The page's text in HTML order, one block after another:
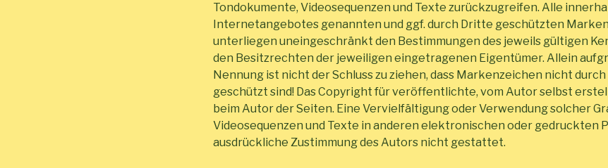
Tondokumente, Videosequenzen und Texte zurückzugreifen. Alle
Internetangebotes genannten und ggf. durch Dritte geschützten
unterliegen uneingeschränkt den Bestimmungen des jeweils gültigen
den Besitzrechten der jeweiligen eingetragenen Eigentümer. Allein
Nennung ist nicht der Schluss zu ziehen, dass Markenzeichen nicht
geschützt sind! Das Copyright für veröffentlichte, vom Autor selbst
beim Autor der Seiten. Eine Vervielfältigung oder Verwendung solcher
Videosequenzen und Texte in anderen elektronischen oder gedruckten
ausdrückliche Zustimmung des Autors nicht gestattet.